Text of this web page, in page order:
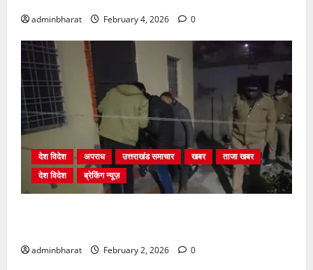
adminbharat February 4, 2026 0
देश विदेश अपराध उत्तराखंड समाचार खबर
ताजा खबर
देश विदेश
ब्रेकिंग न्यूज़
adminbharat February 2, 2026 0